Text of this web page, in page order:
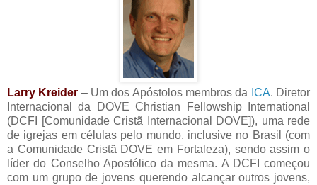
Larry Kreider – Um dos Apóstolos membros da ICA. Diretor
Internacional da DOVE Christian Fellowship International
(DCFI [Comunidade Cristã Internacional DOVE]), uma rede
de igrejas em células pelo mundo, inclusive no Brasil (com
a Comunidade Cristã DOVE em Fortaleza), sendo assim o
líder do Conselho Apostólico da mesma. A DCFI começou
com um grupo de jovens querendo alcançar outros jovens,